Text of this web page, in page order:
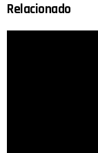
Relacionado